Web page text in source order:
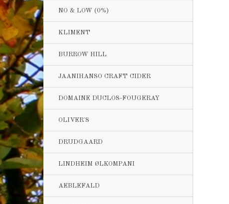
NO & LOW (0%)
KLIMENT
BURROW HILL
JAANIHANSO CRAFT CIDER
DOMAINE DUCLOS-FOUGERAY
OLIVER'S
DRUDGAARD
LINDHEIM ØLKOMPANI
AEBLEFALD